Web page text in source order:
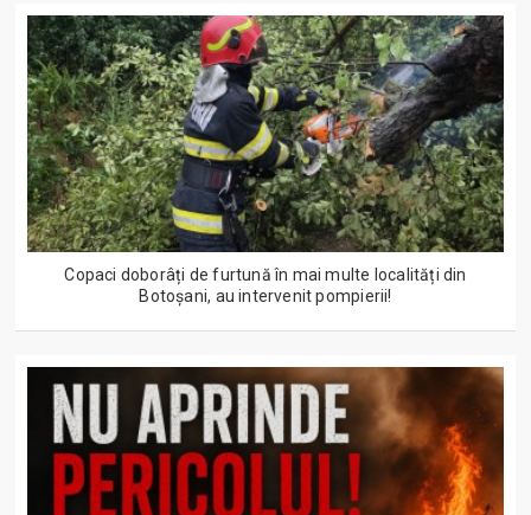
Copaci doborâți de furtună în mai multe localități din
Botoșani, au intervenit pompierii!